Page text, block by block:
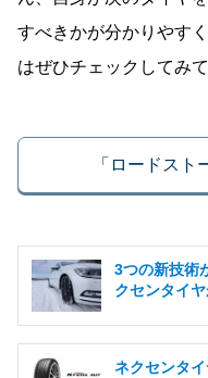
すべきかが分かりやす
はぜひチェックしてみて
「ロードスト
3つの新技術
クセンタイ
ネクセンタ